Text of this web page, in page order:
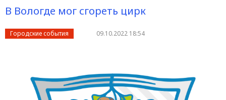
В Вологде мог сгореть цирк
Городские события 09.10.2022 18:54